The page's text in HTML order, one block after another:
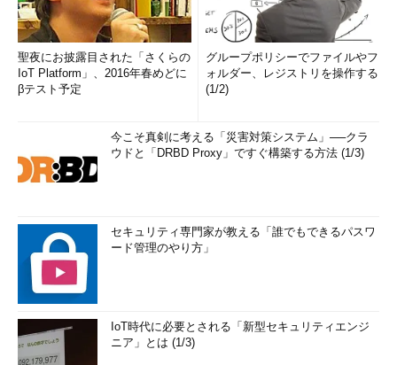
／8.1のプロダク
トキーによる新
規インストール
のサポート
ビルド10586を新規インストールできる（2016年7月ま
で）。いったんWindows 7／8／8.1をインストールしてから
Windows 10にアップグレードするという手順を踏む必要は
ない
プロダクトキー
の末尾表示
［設定］アプリの［更新とセキュリティ］－［ライセンス認
証］において、プロダクトキーの末尾5桁が表示されるよう
Hyper-Vサポー
ト
Hyper-Vの仮想マシン上でさらにHyper-Vを利用するOSを利
アプリのC:以外
のへのインスト
ール
アプリをドライブC:以外にインストールしたり、すでにイン
ストールされているアプリをC:以外へ移動させたりできる
（プレインストールアプリは移動不可）
Windows 10のビルド10240からビルド10586での主な変更点／追加機能
2．ビルド10586の画面例
聖夜にお披露目された「さくらの
IoT Platform」、2016年春めどに
βテスト予定
グループポリシーでファイルやフ
ォルダー、レジストリを操作する
(1/2)
今こそ真剣に考える「災害対策システム」──クラ
ウドと「DRBD Proxy」ですぐ構築する方法 (1/3)
セキュリティ専門家が教える「誰でもできるパスワ
ード管理のやり方」
IoT時代に必要とされる「新型セキュリティエンジ
ニア」とは (1/3)